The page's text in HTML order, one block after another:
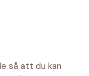
så att du kan